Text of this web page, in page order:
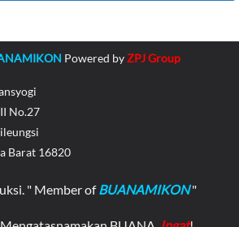
Powered byZPJ Group
No.27
Barat 16820
" Member ofBUANAMIKON"